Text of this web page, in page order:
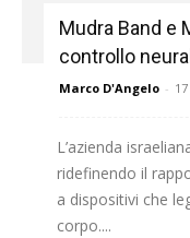
Mudra Band e
controllo
Marco D'Angelo -
L’azienda
ridefinendo il
a dispositivi che
corpo....